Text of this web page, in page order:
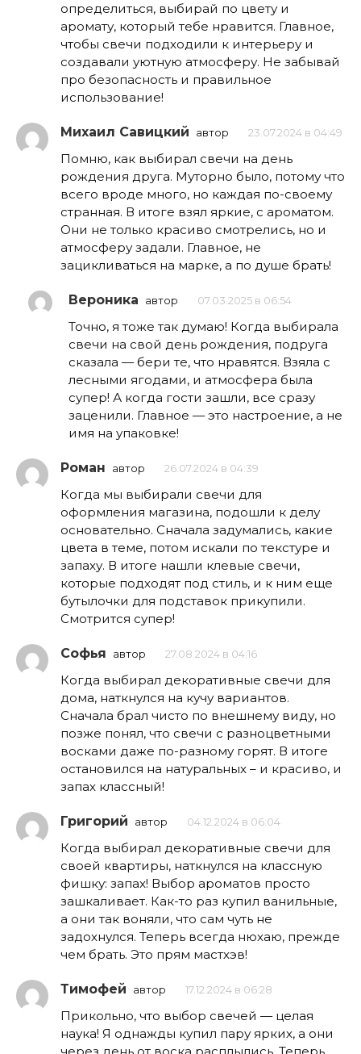
определиться, выбирай по цвету и
аромату, который тебе нравится. Главное,
чтобы свечи подходили к интерьеру и
создавали уютную атмосферу. Не забывай
про безопасность и правильное
использование!
Михаил Савицкий автор 23.07.2024 в 04:49
Помню, как выбирал свечи на день
рождения друга. Муторно было, потому что
всего вроде много, но каждая по-своему
странная. В итоге взял яркие, с ароматом.
Они не только красиво смотрелись, но и
атмосферу задали. Главное, не
зацикливаться на марке, а по душе брать!
Вероника автор 07.03.2025 в 06:54
Точно, я тоже так думаю! Когда выбирала
свечи на свой день рождения, подруга
сказала — бери те, что нравятся. Взяла с
лесными ягодами, и атмосфера была
супер! А когда гости зашли, все сразу
заценили. Главное — это настроение, а не
имя на упаковке!
Роман автор 26.07.2024 в 04:39
Когда мы выбирали свечи для
оформления магазина, подошли к делу
основательно. Сначала задумались, какие
цвета в теме, потом искали по текстуре и
запаху. В итоге нашли клевые свечи,
которые подходят под стиль, и к ним еще
бутылочки для подставок прикупили.
Смотрится супер!
Софья автор 27.08.2024 в 04:16
Когда выбирал декоративные свечи для
дома, наткнулся на кучу вариантов.
Сначала брал чисто по внешнему виду, но
позже понял, что свечи с разноцветными
восками даже по-разному горят. В итоге
остановился на натуральных – и красиво, и
запах классный!
Григорий автор 04.12.2024 в 06:04
Когда выбирал декоративные свечи для
своей квартиры, наткнулся на классную
фишку: запах! Выбор ароматов просто
зашкаливает. Как-то раз купил ванильные,
а они так воняли, что сам чуть не
задохнулся. Теперь всегда нюхаю, прежде
чем брать. Это прям мастхэв!
Тимофей автор 17.12.2024 в 06:28
Прикольно, что выбор свечей — целая
наука! Я однажды купил пару ярких, а они